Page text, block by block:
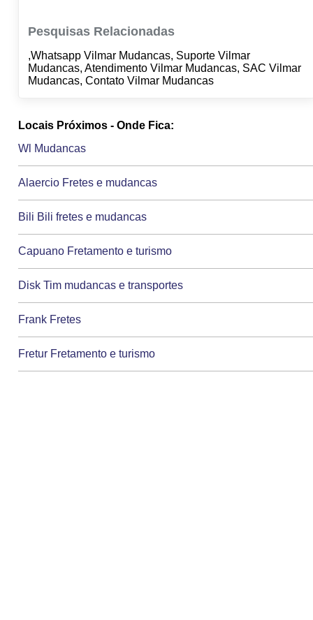
Pesquisas Relacionadas
,Whatsapp Vilmar Mudancas, Suporte Vilmar
Mudancas, Atendimento Vilmar Mudancas, SAC Vilmar
Mudancas, Contato Vilmar Mudancas
Locais Próximos - Onde Fica:
Wl Mudancas
Alaercio Fretes e mudancas
Bili Bili fretes e mudancas
Capuano Fretamento e turismo
Disk Tim mudancas e transportes
Frank Fretes
Fretur Fretamento e turismo